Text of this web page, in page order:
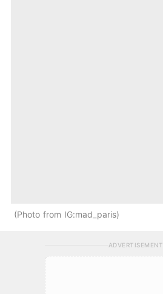
Photo from IG:mad_paris
ADVERTISEMENT